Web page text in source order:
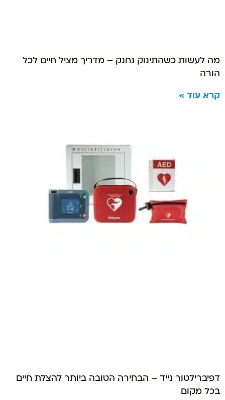
מה לעשות כשהתינוק נחנק – מדריך מציל חיים לכל
הורה
קרא עוד »
דפיברילטור נייד – הבחירה הטובה ביותר להצלת חיים
בכל מקום